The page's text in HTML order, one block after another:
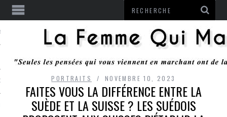
RESTER PORTRAITS NOVEMBRE 10, 2023
FAITES VOUS LA DIFFÉRENCE ENTRE LA
SUÈDE ET LA SUISSE ? LES SUÉDOIS